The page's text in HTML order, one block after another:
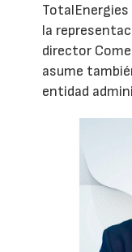
TotalEnergies
la
director
asume
entidad